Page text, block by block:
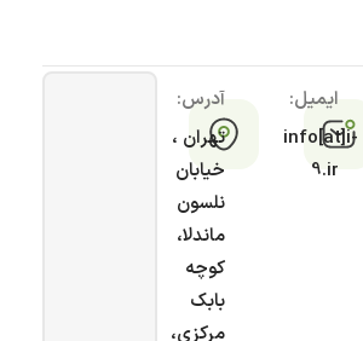
ایمیل:
info[at]i-
9.ir
آدرس:
تهران ،
خیابان
نلسون
ماندلا،
کوچه
بابک
مرکزی،